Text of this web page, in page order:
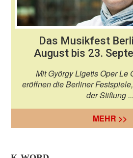
Das Musikfest
August bis 23.
Mit György Ligetis Oper Le
eröffnen die Berliner
der Stiftung ...
MEHR >>